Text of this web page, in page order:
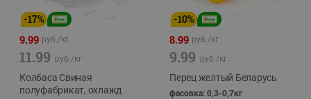
-17%
9.99 руб./кг
11.99 руб./кг
Колбаса Свиная
полуфабрикат, охлажд
-10%
8.99 руб./кг
9.99 руб./кг
Перец желтый Беларусь
фасовка: 0,3-0,7кг